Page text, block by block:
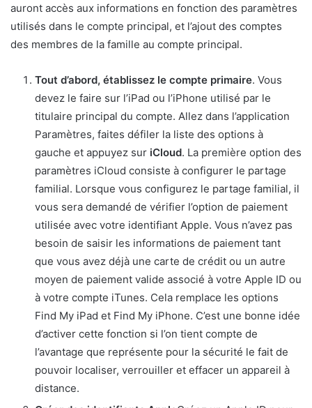
auront accès aux informations en fonction des paramètres
utilisés dans le compte principal, et l’ajout des comptes
des membres de la famille au compte principal.
Tout d’abord, établissez le compte primaire. Vous
devez le faire sur l’iPad ou l’iPhone utilisé par le
titulaire principal du compte. Allez dans l’application
Paramètres, faites défiler la liste des options à
gauche et appuyez sur iCloud. La première option des
paramètres iCloud consiste à configurer le partage
familial. Lorsque vous configurez le partage familial, il
vous sera demandé de vérifier l’option de paiement
utilisée avec votre identifiant Apple. Vous n’avez pas
besoin de saisir les informations de paiement tant
que vous avez déjà une carte de crédit ou un autre
moyen de paiement valide associé à votre Apple ID ou
à votre compte iTunes. Cela remplace les options
Find My iPad et Find My iPhone. C’est une bonne idée
d’activer cette fonction si l’on tient compte de
l’avantage que représente pour la sécurité le fait de
pouvoir localiser, verrouiller et effacer un appareil à
distance.